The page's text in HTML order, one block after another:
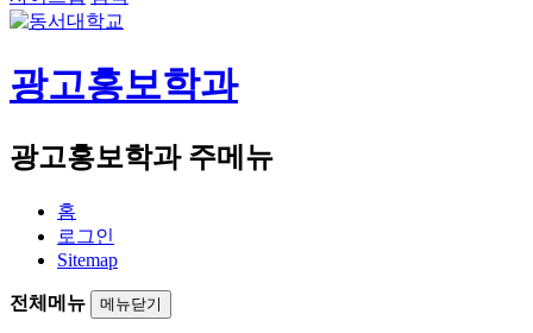
광고홍보학과
광고홍보학과 주메뉴
홈
로그인
Sitemap
전체메뉴 메뉴닫기